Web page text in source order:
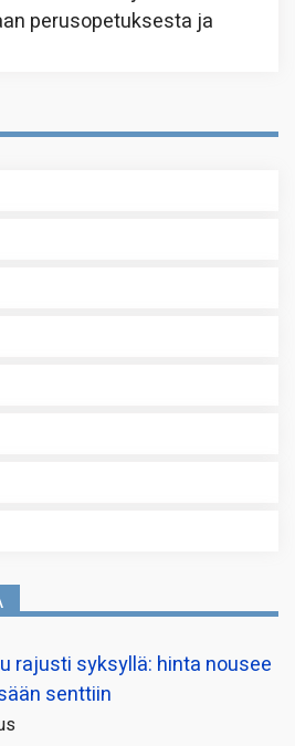
perusopetuksesta ja
rajusti syksyllä: hinta nousee
senttiin